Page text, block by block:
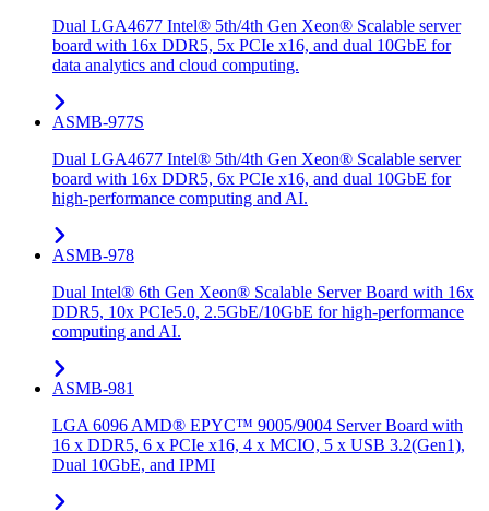
Dual LGA4677 Intel® 5th/4th Gen Xeon® Scalable server
board with 16x DDR5, 5x PCIe x16, and dual 10GbE for
data analytics and cloud computing.
ASMB-977S
Dual LGA4677 Intel® 5th/4th Gen Xeon® Scalable server
board with 16x DDR5, 6x PCIe x16, and dual 10GbE for
high-performance computing and AI.
ASMB-978
Dual Intel® 6th Gen Xeon® Scalable Server Board with 16x
DDR5, 10x PCIe5.0, 2.5GbE/10GbE for high-performance
computing and AI.
ASMB-981
LGA 6096 AMD® EPYC™ 9005/9004 Server Board with
16 x DDR5, 6 x PCIe x16, 4 x MCIO, 5 x USB 3.2(Gen1),
Dual 10GbE, and IPMI